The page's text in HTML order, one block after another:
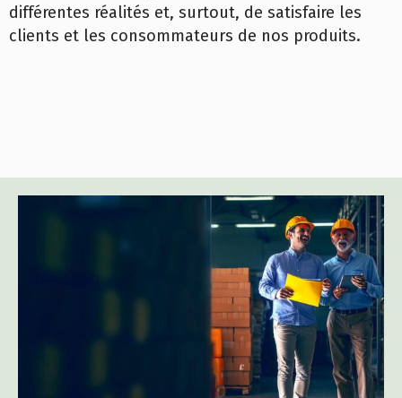
différentes réalités et, surtout, de satisfaire les
clients et les consommateurs de nos produits.